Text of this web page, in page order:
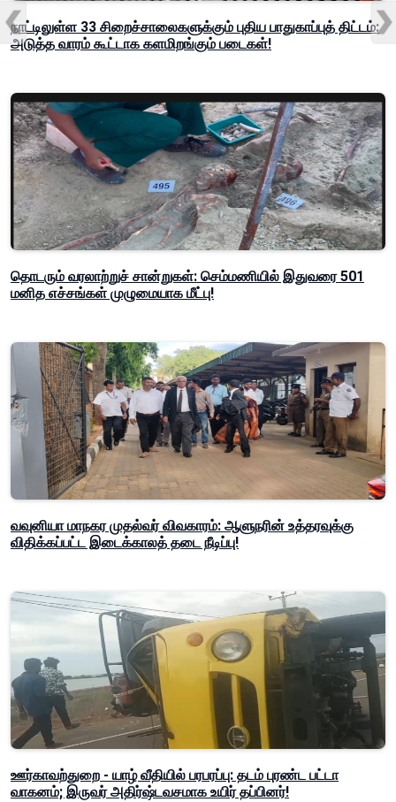
நாட்டிலுள்ள 33 சிறைச்சாலைகளுக்கும் புதிய பாதுகாப்புத் திட்டம்:
அடுத்த வாரம் கூட்டாக களமிறங்கும் படைகள்!
தொடரும் வரலாற்றுச் சான்றுகள்: செம்மணியில் இதுவரை 501
மனித எச்சங்கள் முழுமையாக மீட்பு!
வவுனியா மாநகர முதல்வர் விவகாரம்: ஆளுநரின் உத்தரவுக்கு
விதிக்கப்பட்ட இடைக்காலத் தடை நீடிப்பு!
ஊர்காவற்துறை - யாழ் வீதியில் பரபரப்பு: தடம் புரண்ட பட்டா
வாகனம்; இருவர் அதிர்ஷ்டவசமாக உயிர் தப்பினர்!